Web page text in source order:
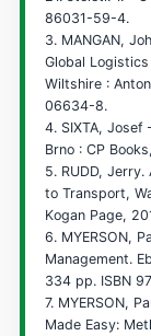
86031-59-4.
3. MANGAN,
Global
Wiltshire :
06634-8.
4. SIXTA, Josef
Brno : CP
5. RUDD,
to Transport,
Kogan Page,
6. MYERSON,
Management.
334 pp. ISBN
7. MYERSON,
Made Easy: